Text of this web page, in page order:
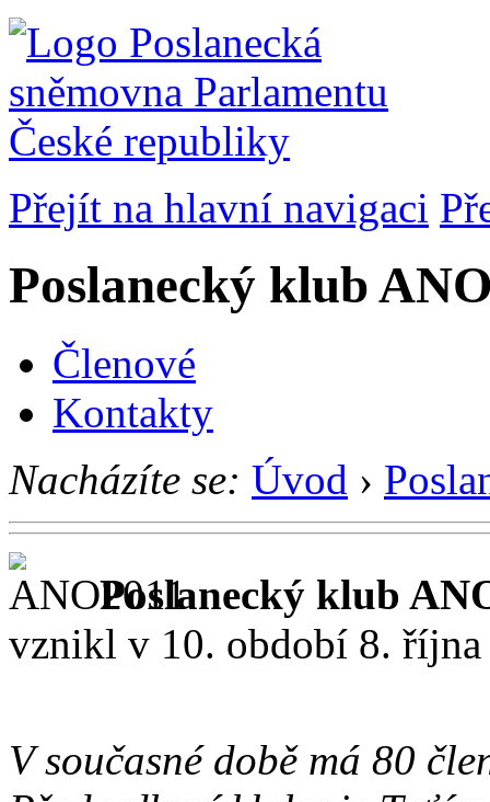
Přejít na hlavní navigaci
Poslanecký klub
Členové
Kontakty
Nacházíte se: Úvod ›
Poslanecký klub
vznikl v 10. období 8. října
V současné době má 80